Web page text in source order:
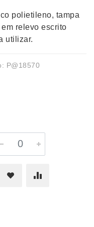
polietileno, tampa
relevo escrito
utilizar.
P@18570